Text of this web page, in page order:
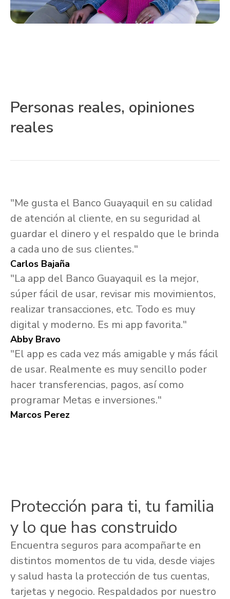
Personas reales, opiniones
reales
"Me gusta el Banco Guayaquil en su calidad
de atención al cliente, en su seguridad al
guardar el dinero y el respaldo que le brinda
a cada uno de sus clientes."
Carlos Bajaña
"La app del Banco Guayaquil es la mejor,
súper fácil de usar, revisar mis movimientos,
realizar transacciones, etc. Todo es muy
digital y moderno. Es mi app favorita."
Abby Bravo
"El app es cada vez más amigable y más fácil
de usar. Realmente es muy sencillo poder
hacer transferencias, pagos, así como
programar Metas e inversiones."
Marcos Perez
Protección para ti, tu familia
y lo que has construido
Encuentra seguros para acompañarte en
distintos momentos de tu vida, desde viajes
y salud hasta la protección de tus cuentas,
tarjetas y negocio. Respaldados por nuestro